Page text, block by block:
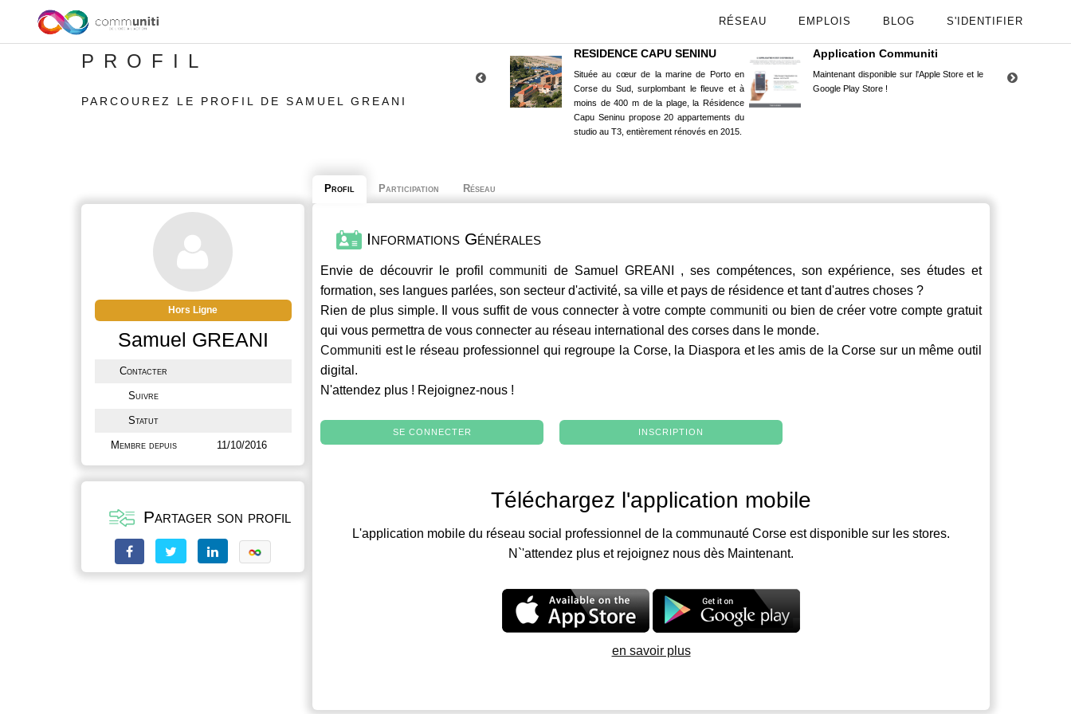
RÉSEAU EMPLOIS BLOG S'IDENTIFIER
PROFIL
PARCOUREZ LE PROFIL DE SAMUEL GREANI
RESIDENCE CAPU SENINU
Située au cœur de la marine de Porto en
Corse du Sud, surplombant le fleuve et à
moins de 400 m de la plage, la Résidence
Capu Seninu propose 20 appartements du
studio au T3, entièrement rénovés en 2015.
Application Communiti
Maintenant disponible sur l'Apple Store et le
Google Play Store !
Hors Ligne
Samuel GREANI
Contacter
Suivre
Statut
Membre depuis 11/10/2016
Partager son profil
Profil Participation Réseau
Informations Générales
Envie de découvrir le profilcommuniti de Samuel GREANI , ses compétences, son expérience, ses études et
formation, ses langues parlées, son secteur d'activité, sa ville et pays de résidence et tant d'autres choses ?
Rien de plus simple. Il vous suffit de vous connecter à votre comptecommuniti ou bien de créer votre compte gratuit
qui vous permettra de vous connecter au réseau international des corses dans le monde.
Communiti est le réseau professionnel qui regroupe la Corse, la Diaspora et les amis de la Corse sur un même outil
digital.
N'attendez plus ! Rejoignez-nous !
SE CONNECTER INSCRIPTION
Téléchargez l'application mobile
L'application mobile du réseau social professionnel de la communauté Corse est disponible sur les stores.
N`'attendez plus et rejoignez nous dès Maintenant.
en savoir plus